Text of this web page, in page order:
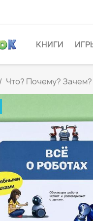
КНИГИ
Что? Почему?